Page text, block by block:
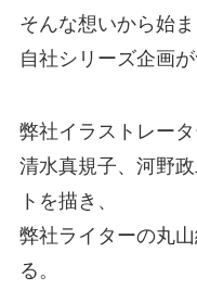
そんな想いから始
自社シリーズ企画
弊社イラストレー
清水真規子、河野
トを描き、
弊社ライターの丸
る。